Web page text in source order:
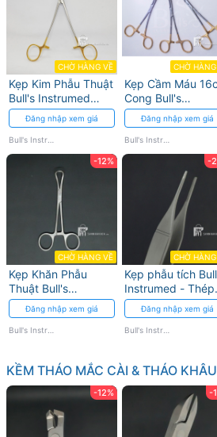
CHỜ HÀNG VỀ
Kẹp Kim Phẫu Thuật
Bull's Instrumed
16cm Chống Trượt
Đăng nhập xem giá
Bull's Instrumed
CHỜ
Kẹp Cầm Máu
Cong Bull's
Instrumed cho
Khoa
Đăng nhập xem giá
Bull's Instrumed
-12%
CHỜ HÀNG VỀ
Kẹp Khăn Phẫu
Thuật Bull's
Instrumed - Thép
Không Gỉ
Đăng nhập xem giá
-
CHỜ
Kẹp phẫu tích
Instrumed - Thép
không gỉ, cầm
tối ưu
Đăng nhập xem giá
Bull's Instrumed
KỀM THÁO MẮC CÀI & THÁO KHÂU
-12% -